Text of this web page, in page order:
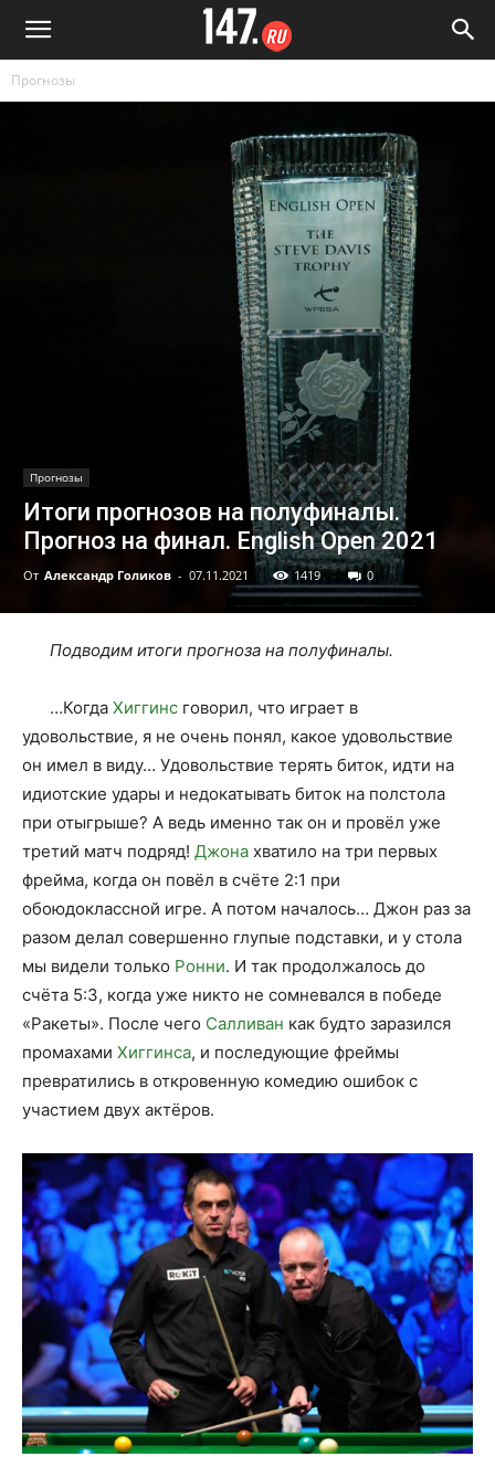
Прогнозы
Прогнозы
Итоги прогнозов на полуфиналы.
Прогноз на финал. English Open 2021
От Александр Голиков - 07.11.2021 1419 0
Подводим итоги прогноза на полуфиналы.
…Когда Хиггинс говорил, что играет в
удовольствие, я не очень понял, какое удовольствие
он имел в виду… Удовольствие терять биток, идти на
идиотские удары и недокатывать биток на полстола
при отыгрыше? А ведь именно так он и провёл уже
третий матч подряд! Джона хватило на три первых
фрейма, когда он повёл в счёте 2:1 при
обоюдоклассной игре. А потом началось… Джон раз за
разом делал совершенно глупые подставки, и у стола
мы видели только Ронни. И так продолжалось до
счёта 5:3, когда уже никто не сомневался в победе
«Ракеты». После чего Салливан как будто заразился
промахами Хиггинса, и последующие фреймы
превратились в откровенную комедию ошибок с
участием двух актёров.